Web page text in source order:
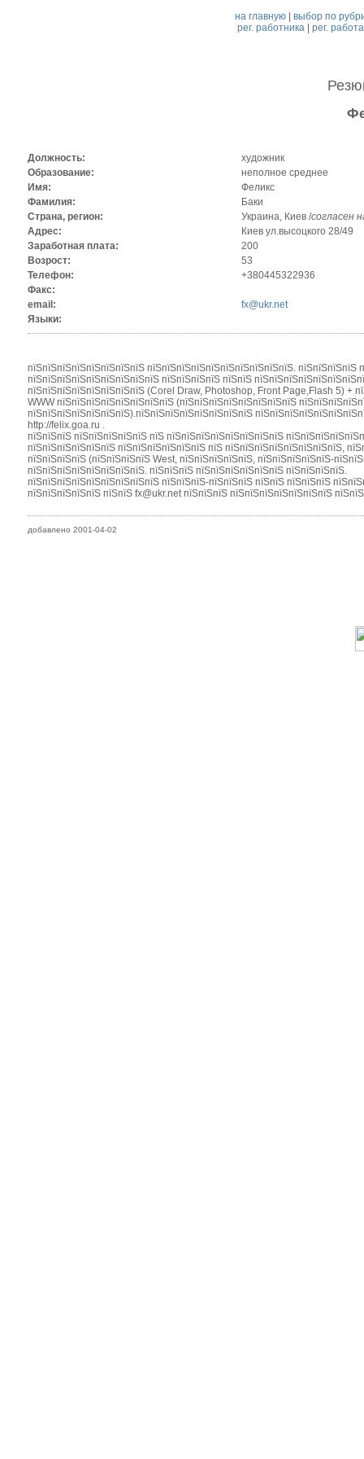
на главную |выбор по
рег. работника| рег.
Должность:
художник
Образование:
неполное среднее
Имя:
Феликс
Фамилия:
Баки
Страна, регион:
Украина, Киев /согласен
Адрес:
Киев ул.высоцкого 28/49
Заработная плата:
200
Возрост:
53
Телефон:
+380445322936
Факс:
email:
fx@ukr.net
Языки:
пїЅпїЅпїЅпїЅпїЅпїЅпїЅпїЅ пїЅпїЅпїЅпїЅпїЅпїЅпїЅпїЅпїЅпїЅ.
пїЅпїЅпїЅпїЅпїЅпїЅпїЅпїЅпїЅ пїЅпїЅпїЅпїЅ пїЅпїЅ
пїЅпїЅпїЅпїЅпїЅпїЅпїЅпїЅ (Corel Draw, Photoshop, Front Page,Flash 5) +
WWW пїЅпїЅпїЅпїЅпїЅпїЅпїЅпїЅ (пїЅпїЅпїЅпїЅпїЅпїЅпїЅпїЅ
пїЅпїЅпїЅпїЅпїЅпїЅпїЅ).пїЅпїЅпїЅпїЅпїЅпїЅпїЅпїЅ
http://felix.goa.ru .
пїЅпїЅпїЅ пїЅпїЅпїЅпїЅпїЅ пїЅ пїЅпїЅпїЅпїЅпїЅпїЅпїЅпїЅ
пїЅпїЅпїЅпїЅпїЅпїЅ пїЅпїЅпїЅпїЅпїЅпїЅ пїЅ пїЅпїЅпїЅпїЅпїЅпїЅпїЅпїЅ,
пїЅпїЅпїЅпїЅ (пїЅпїЅпїЅпїЅ West, пїЅпїЅпїЅпїЅпїЅ, пїЅпїЅпїЅпїЅпїЅ-
пїЅпїЅпїЅпїЅпїЅпїЅпїЅпїЅ. пїЅпїЅпїЅ пїЅпїЅпїЅпїЅпїЅпїЅ пїЅпїЅпїЅпїЅ.
пїЅпїЅпїЅпїЅпїЅпїЅпїЅпїЅпїЅ пїЅпїЅпїЅ-пїЅпїЅпїЅ пїЅпїЅ пїЅпїЅпїЅ
пїЅпїЅпїЅпїЅпїЅ пїЅпїЅ fx@ukr.net пїЅпїЅпїЅ пїЅпїЅпїЅпїЅпїЅпїЅпїЅ
добавлено 2001-04-02